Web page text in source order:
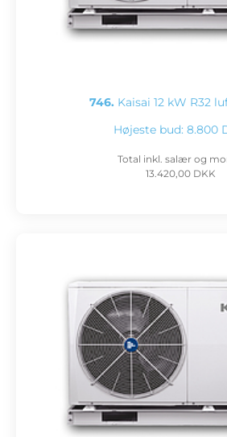
746. Kaisai 12 kW R32
Højeste bud: 8.800
Total inkl. salær og
13.420,00 DKK